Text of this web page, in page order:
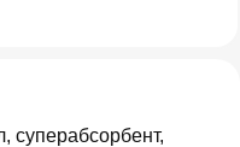
суперабсорбент,